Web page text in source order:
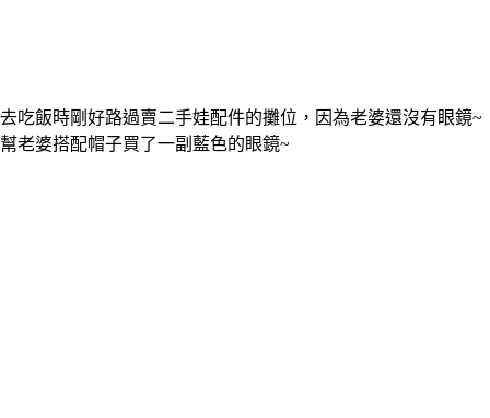
去吃飯時剛好路過賣二手娃配件的攤位，因為老婆還沒有眼鏡~
幫老婆搭配帽子買了一副藍色的眼鏡~